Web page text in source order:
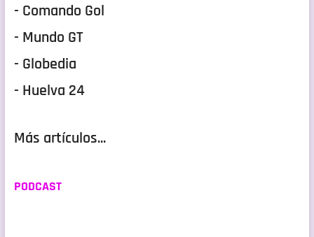
- Comando Gol
- Mundo GT
- Globedia
- Huelva 24
Más artículos...
PODCAST